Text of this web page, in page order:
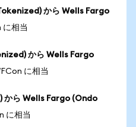
から Wells Fargo
に相当
から Wells Fargo
に相当
から Wells Fargo (Ondo
に相当